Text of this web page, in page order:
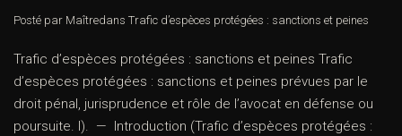
Posté par Maîtredans Trafic d’espèces protégées : sanctions et peines
Trafic d’espèces protégées : sanctions et peines Trafic
d’espèces protégées : sanctions et peines prévues par le
droit pénal, jurisprudence et rôle de l’avocat en défense ou
poursuite. I). — Introduction (Trafic d’espèces protégées :